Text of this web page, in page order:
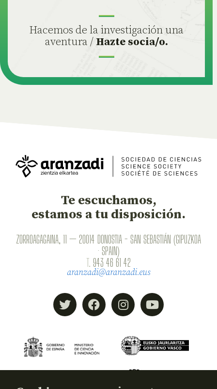
Hacemos de la investigación una
aventura / Hazte socia/o.
Te escuchamos,
estamos a tu disposición.
ZORROAGAGAINA, 11 — 20014 DONOSTIA - SAN SEBASTIÁN (GIPUZKOA
· SPAIN)
T. 943 46 61 42
aranzadi@aranzadi.eus